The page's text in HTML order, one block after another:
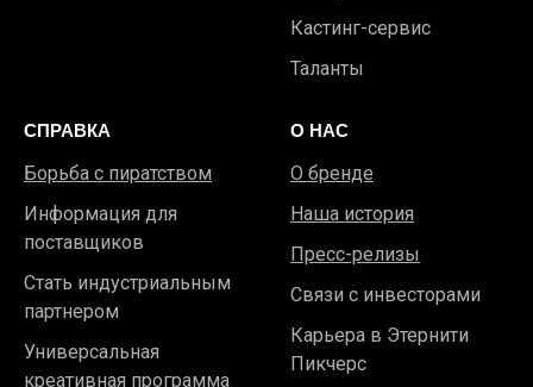
Кастинг-сервис
Таланты
СПРАВКА
Борьба с пиратством
Информация для
поставщиков
Стать индустриальным
партнером
Универсальная
креативная программа
О НАС
О бренде
Наша история
Пресс-релизы
Связи с инвесторами
Карьера в Этернити
Пикчерс